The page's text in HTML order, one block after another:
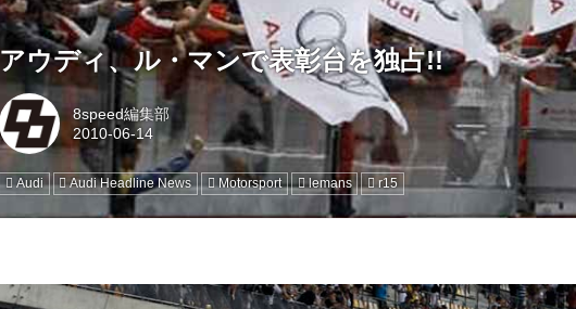
アウディ、ル・マンで表彰台を独占!!
8speed編集部
Audi Audi Headline News Motorsport lemans r15